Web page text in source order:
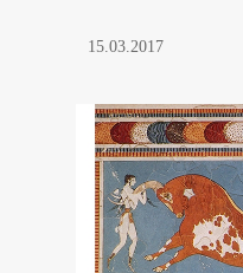
15.03.2017